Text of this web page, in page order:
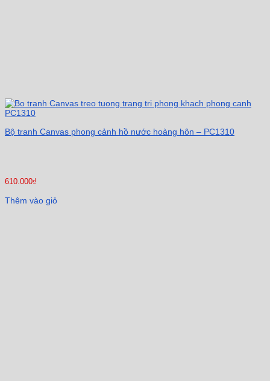
Bộ tranh Canvas phong cảnh hồ nước hoàng hôn – PC1310
610.000₫
Thêm vào giỏ